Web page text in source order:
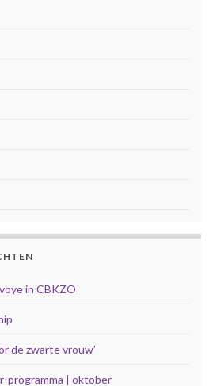
in CBKZO
de zwarte vrouw’
programma | oktober